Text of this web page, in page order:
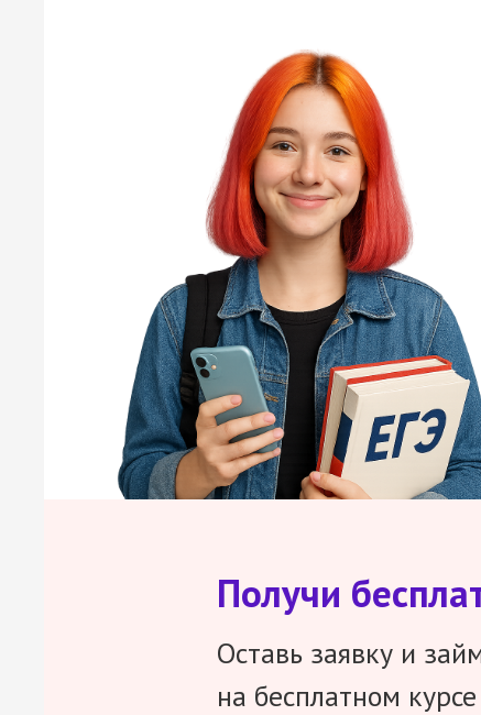
Получи
Оставь заявку и
на бесплатном